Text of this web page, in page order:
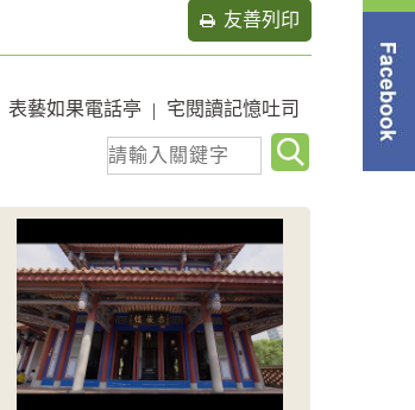
友善列印
表藝如果電話亭 | 宅閱讀記憶吐司
享
選
單